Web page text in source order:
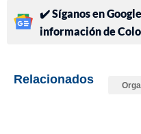
✔️ Síganos en
información de
Relacionados